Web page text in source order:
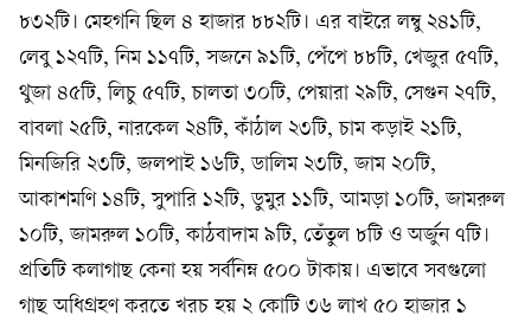
৮৩২টি। মেহগনি ছিল ৪ হাজার ৮৮২টি। এর বাইরে লম্বু ২৪১টি,
লেবু ১২৭টি, নিম ১১৭টি, সজনে ৯১টি, পেঁপে ৮৮টি, খেজুর ৫৭টি,
থুজা ৪৫টি, লিচু ৫৭টি, চালতা ৩০টি, পেয়ারা ২৯টি, সেগুন ২৭টি,
বাবলা ২৫টি, নারকেল ২৪টি, কাঁঠাল ২৩টি, চাম কড়াই ২১টি,
মিনজিরি ২৩টি, জলপাই ১৬টি, ডালিম ২৩টি, জাম ২০টি,
আকাশমণি ১৪টি, সুপারি ১২টি, ডুমুর ১১টি, আমড়া ১০টি, জামরুল
১০টি, জামরুল ১০টি, কাঠবাদাম ৯টি, তেঁতুল ৮টি ও অর্জুন ৭টি।
প্রতিটি কলাগাছ কেনা হয় সর্বনিম্ন ৫০০ টাকায়। এভাবে সবগুলো
গাছ অধিগ্রহণ করতে খরচ হয় ২ কোটি ৩৬ লাখ ৫০ হাজার ১